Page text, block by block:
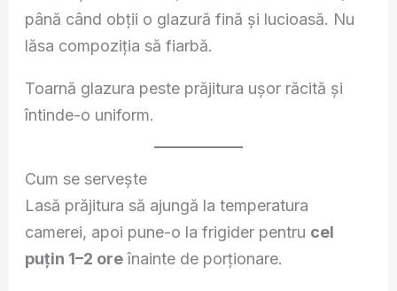
până când obții o glazură fină și lucioasă. Nu
lăsa compoziția să fiarbă.
Toarnă glazura peste prăjitura ușor răcită și
întinde-o uniform.
Cum se servește
Lasă prăjitura să ajungă la temperatura
camerei, apoi pune-o la frigider pentru cel
puțin 1–2 oreînainte de porționare.